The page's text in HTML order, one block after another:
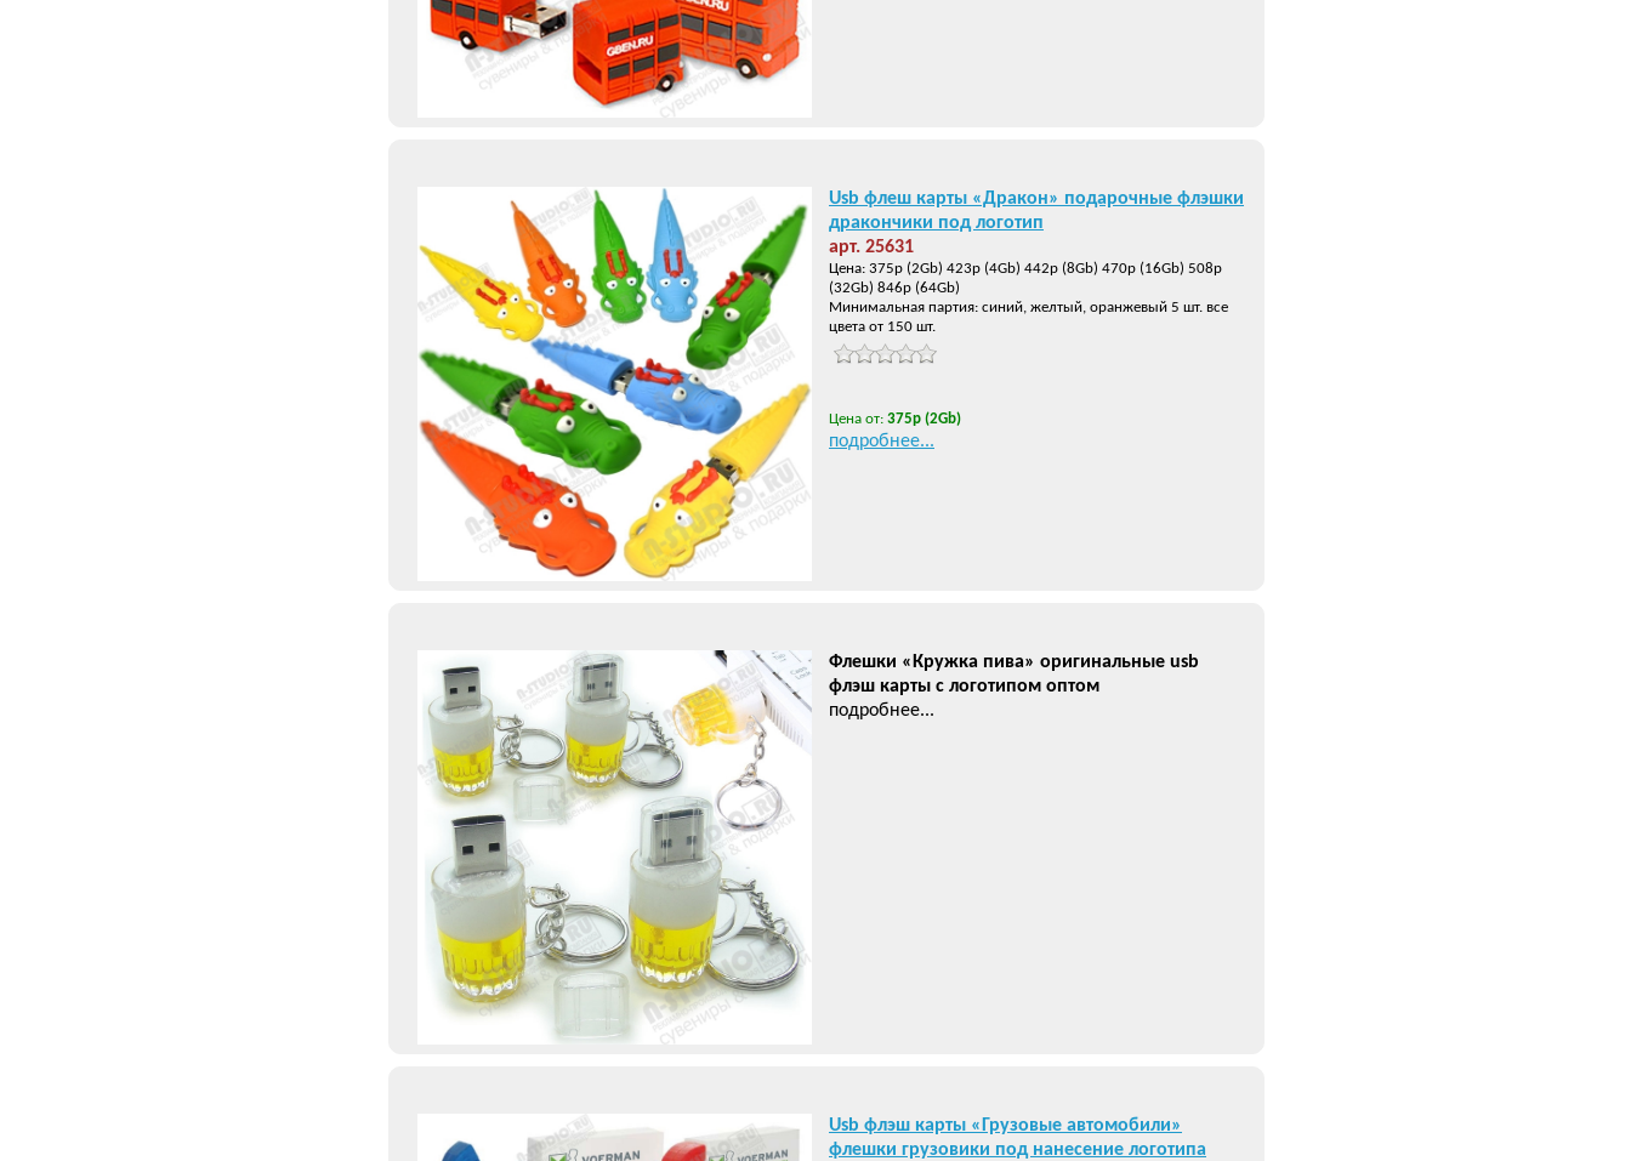
Usb флеш карты «Дракон» подарочные флэшки
дракончики под логотип
арт. 25631
Цена: 375р (2Gb) 423р (4Gb) 442р (8Gb) 470р (16Gb) 508р
(32Gb) 846р (64Gb)
Минимальная партия: синий, желтый, оранжевый 5 шт. все
цвета от 150 шт.
Цена от: 375р (2Gb)
подробнее...
Флешки «Кружка пива» оригинальные usb
флэш карты с логотипом оптом
подробнее...
Usb флэш карты «Грузовые автомобили»
флешки грузовики под нанесение логотипа